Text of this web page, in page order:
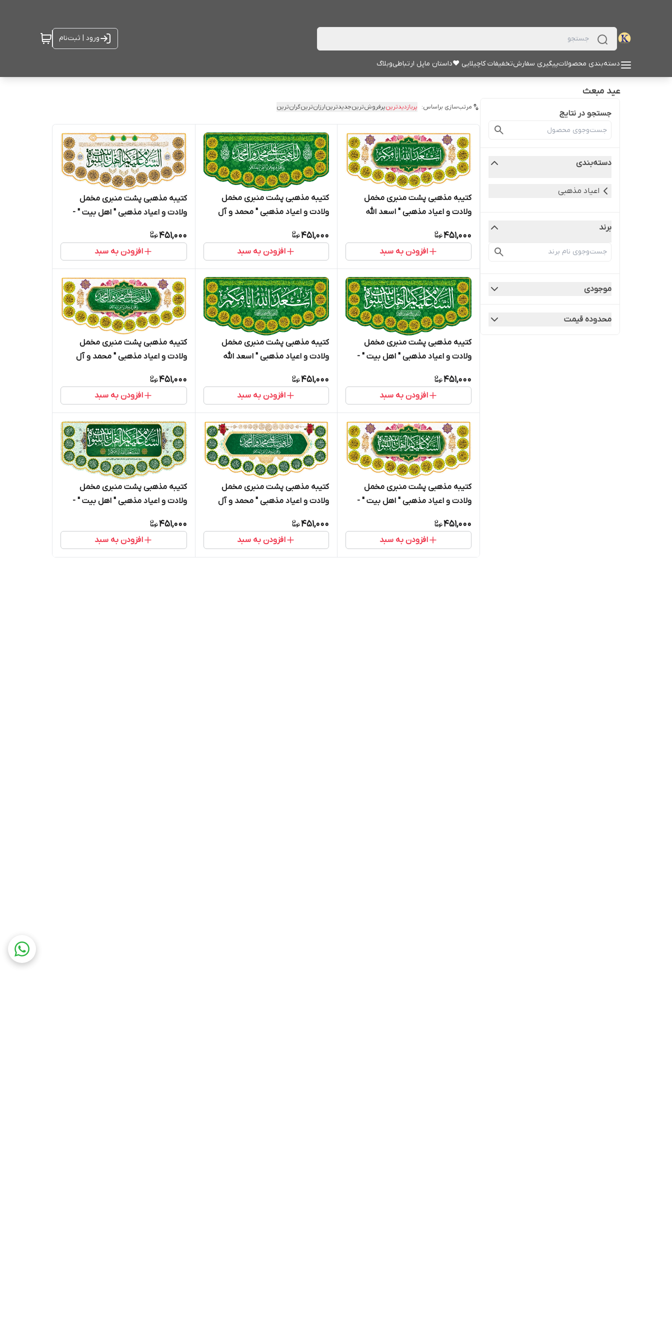
ورود | ثبت‌نام
دسته‌بندی محصولاتپیگیری سفارشتخفیفات کاچیلایی ♥داستان ماپل ارتباطیوبلاگ
عید مبعث
جستجو در نتایج
دسته‌بندی
اعیاد مذهبی
برند
موجودی
محدوده قیمت
مرتب‌سازی براساس: پربازدیدترینپرفروش‌ترینجدیدترینارزان‌ترینگران‌ترین
کتیبه مذهبی پشت منبری مخمل
ولادت و اعیاد مذهبی " اسعد الله
451,000
افزودن به سبد
کتیبه مذهبی پشت منبری مخمل
ولادت و اعیاد مذهبی " محمد و آل
451,000
افزودن به سبد
کتیبه مذهبی پشت منبری مخمل
ولادت و اعیاد مذهبی " اهل بیت " -
451,000
افزودن به سبد
کتیبه مذهبی پشت منبری مخمل
ولادت و اعیاد مذهبی " اهل بیت " -
451,000
افزودن به سبد
کتیبه مذهبی پشت منبری مخمل
ولادت و اعیاد مذهبی " اسعد الله
451,000
افزودن به سبد
کتیبه مذهبی پشت منبری مخمل
ولادت و اعیاد مذهبی " محمد و آل
451,000
افزودن به سبد
کتیبه مذهبی پشت منبری مخمل
ولادت و اعیاد مذهبی " اهل بیت " -
451,000
افزودن به سبد
کتیبه مذهبی پشت منبری مخمل
ولادت و اعیاد مذهبی " محمد و آل
451,000
افزودن به سبد
کتیبه مذهبی پشت منبری مخمل
ولادت و اعیاد مذهبی " اهل بیت " -
451,000
افزودن به سبد